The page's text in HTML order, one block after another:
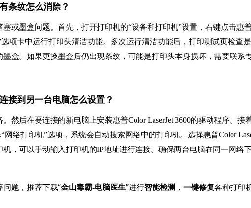
条纹怎么消除？
或墨盒问题。首先，打开打印机的“设备和打印机”设置，右键点击惠
选项卡中运行打印头清洁功能。多次运行清洁功能后，打印测试页检查
盒。如果更换墨盒后仍出现条纹，可能是打印头本身损坏，需要联系
接到另一台电脑怎么设置？
然后在要连接的新电脑上安装惠普Color LaserJet 3600的驱动程序。接
络打印机”选项，系统会自动搜索网络中的打印机。选择惠普Color
，可以手动输入打印机的IP地址进行连接。确保两台电脑在同一网络
题，推荐下载“金山毒霸-电脑医生”进行智能检测 ， 一键修复各种打印